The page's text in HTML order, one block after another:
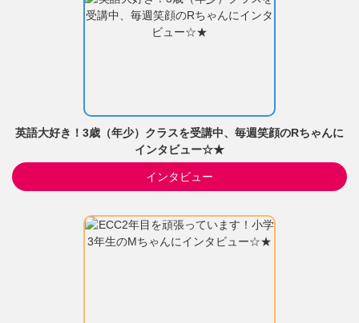
英語大好き！3歳（年少）クラスを受講中、毎週笑顔のRちゃんに
インタビュー☆★
インタビュー